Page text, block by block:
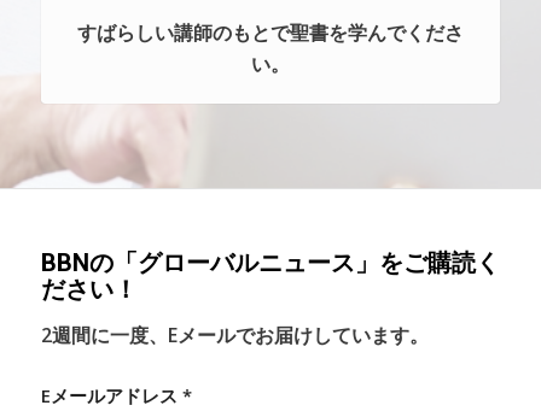
すばらしい講師のもとで聖書を学んでくださ
い。
BBNの「グローバルニュース」をご購読く
ださい！
2週間に一度、Eメールでお届けしています。
Eメールアドレス *